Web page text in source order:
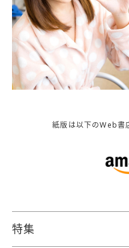
紙版は以下のWeb書
特集